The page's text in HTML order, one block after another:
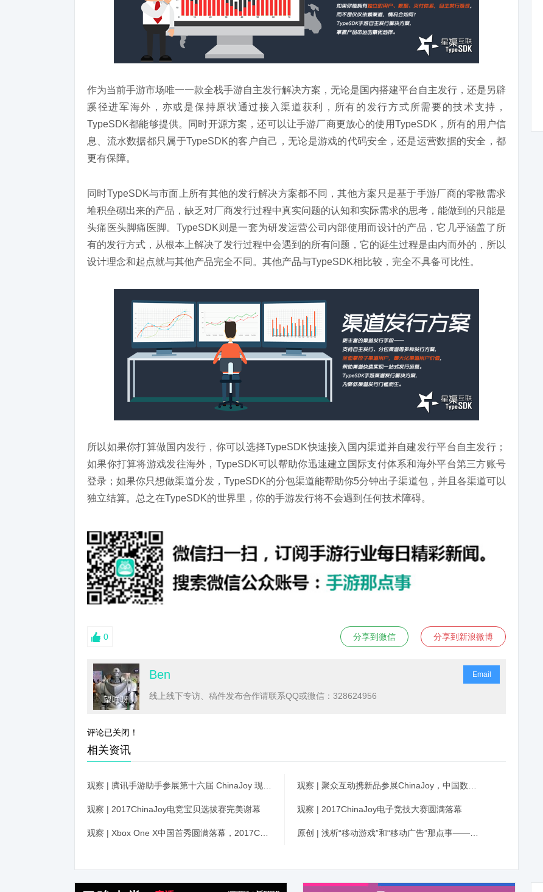
作为当前手游市场唯一一款全栈手游自主发行解决方案，无论是国内搭建平台自主发行，还是另辟
蹊径进军海外，亦或是保持原状通过接入渠道获利，所有的发行方式所需要的技术支持，
TypeSDK都能够提供。同时开源方案，还可以让手游厂商更放心的使用TypeSDK，所有的用户信
息、流水数据都只属于TypeSDK的客户自己，无论是游戏的代码安全，还是运营数据的安全，都
更有保障。
同时TypeSDK与市面上所有其他的发行解决方案都不同，其他方案只是基于手游厂商的零散需求
堆积垒砌出来的产品，缺乏对厂商发行过程中真实问题的认知和实际需求的思考，能做到的只能是
头痛医头脚痛医脚。TypeSDK则是一套为研发运营公司内部使用而设计的产品，它几乎涵盖了所
有的发行方式，从根本上解决了发行过程中会遇到的所有问题，它的诞生过程是由内而外的，所以
设计理念和起点就与其他产品完全不同。其他产品与TypeSDK相比较，完全不具备可比性。
所以如果你打算做国内发行，你可以选择TypeSDK快速接入国内渠道并自建发行平台自主发行；
如果你打算将游戏发往海外，TypeSDK可以帮助你迅速建立国际支付体系和海外平台第三方账号
登录；如果你只想做渠道分发，TypeSDK的分包渠道能帮助你5分钟出子渠道包，并且各渠道可以
独立结算。总之在TypeSDK的世界里，你的手游发行将不会遇到任何技术障碍。
0 分享到新浪微博
分享到微信
Ben
线上线下专访、稿件发布合作请联系QQ或微信：328624956
Email
评论已关闭！
相关资讯
观察 | 2017ChinaJoy电竞宝贝选拔赛完美谢幕 观察 | 2017ChinaJoy电子竞技大赛圆满落幕